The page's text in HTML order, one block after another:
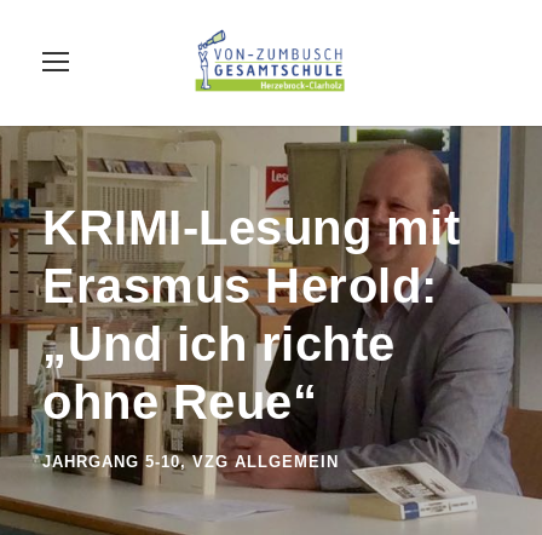
KRIMI-Lesung mit
Erasmus Herold:
„Und ich richte
ohne Reue“
JAHRGANG 5-10, VZG ALLGEMEIN